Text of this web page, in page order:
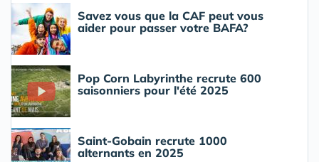
Savez vous que la CAF peut vous
aider pour passer votre BAFA?
Pop Corn Labyrinthe recrute 600
saisonniers pour l'été 2025
Saint-Gobain recrute 1000
alternants en 2025